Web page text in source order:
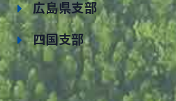
広島県支部
四国支部